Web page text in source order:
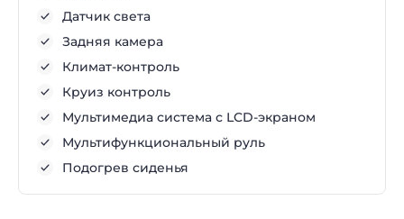
Датчик света
Задняя камера
Климат-контроль
Круиз контроль
Мультимедиа система с LCD-экраном
Мультифункциональный руль
Подогрев сиденья